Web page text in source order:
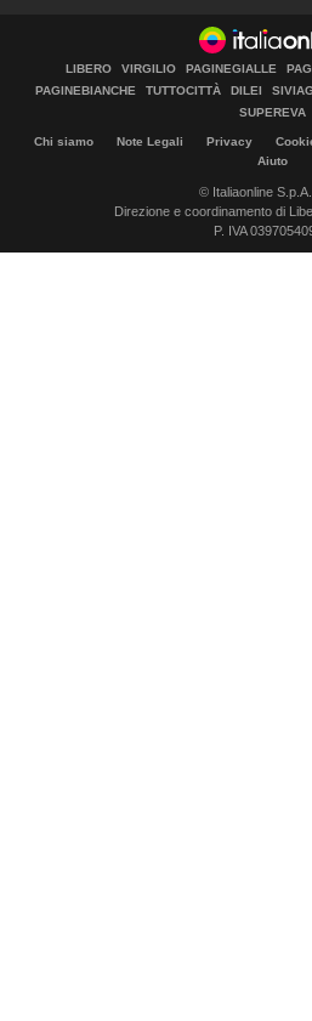
LIBERO VIRGILIO PAGINEGIALLE
PAGINEBIANCHE
TUTTOCITTÀ DILEI
SUPEREVA
Chi siamo Note Legali Privacy
Aiuto
© Italiaonline
Direzione e coordinamento di
P. IVA